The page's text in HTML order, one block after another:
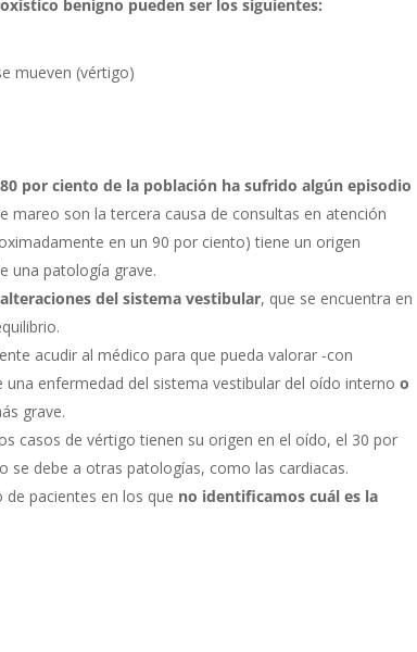
benigno pueden ser los siguientes:
mueven (vértigo)
por ciento de la población ha sufrido algún episodio
mareo son la tercera causa de consultas en atención
en un 90 por ciento) tiene un origen
una patología grave.
alteraciones del sistema vestibular, que se encuentra en
acudir al médico para que pueda valorar -con
enfermedad del sistema vestibular del oído interno o
grave.
casos de vértigo tienen su origen en el oído, el 30 por
se debe a otras patologías, como las cardiacas.
pacientes en los que no identificamos cuál es la